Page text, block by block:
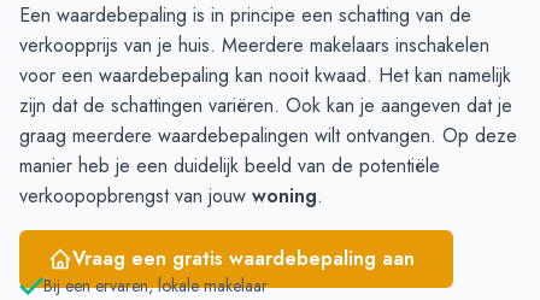
Een waardebepaling is in principe een schatting van de
verkoopprijs van je huis. Meerdere makelaars inschakelen
voor een waardebepaling kan nooit kwaad. Het kan namelijk
zijn dat de schattingen variëren. Ook kan je aangeven dat je
graag meerdere waardebepalingen wilt ontvangen. Op deze
manier heb je een duidelijk beeld van de potentiële
verkoopopbrengst van jouw woning.
Vraag een gratis waardebepaling aan
Bij een ervaren, lokale makelaar